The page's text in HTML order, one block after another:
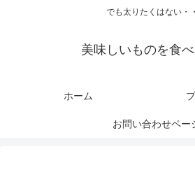
でも太りたくはない・
美味しいものを食べ
ホーム
お問い合わせペー